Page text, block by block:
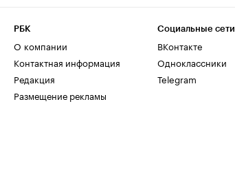
РБК
О компании
Контактная информация
Редакция
Размещение рекламы
Социальные сети
ВКонтакте
Одноклассники
Telegram